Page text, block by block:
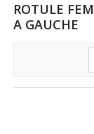
ROTULE
A GAUCHE